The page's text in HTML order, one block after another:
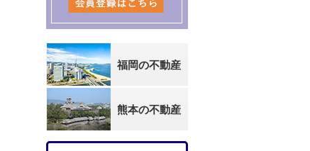
福岡の不動産
熊本の不動産